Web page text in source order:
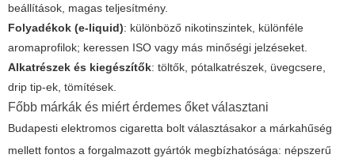
beállítások, magas teljesítmény.
Folyadékok (e-liquid): különböző nikotinszintek, különféle
aromaprofilok; keressen ISO vagy más minőségi jelzéseket.
Alkatrészek és kiegészítők: töltők, pótalkatrészek, üvegcsere,
drip tip-ek, tömítések.
Főbb márkák és miért érdemes őket választani
Budapesti elektromos cigaretta bolt választásakor a márkahűség
mellett fontos a forgalmazott gyártók megbízhatósága: népszerű